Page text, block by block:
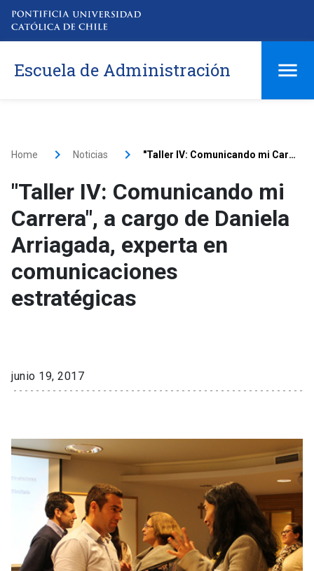
Escuela de Administración
Home Noticias "Taller IV: Comunicando mi Carrera", a cargo de Daniela Arriagada, experta en comunicaciones estratégicas
"Taller IV: Comunicando mi
Carrera", a cargo de Daniela
Arriagada, experta en
comunicaciones
estratégicas
junio 19, 2017